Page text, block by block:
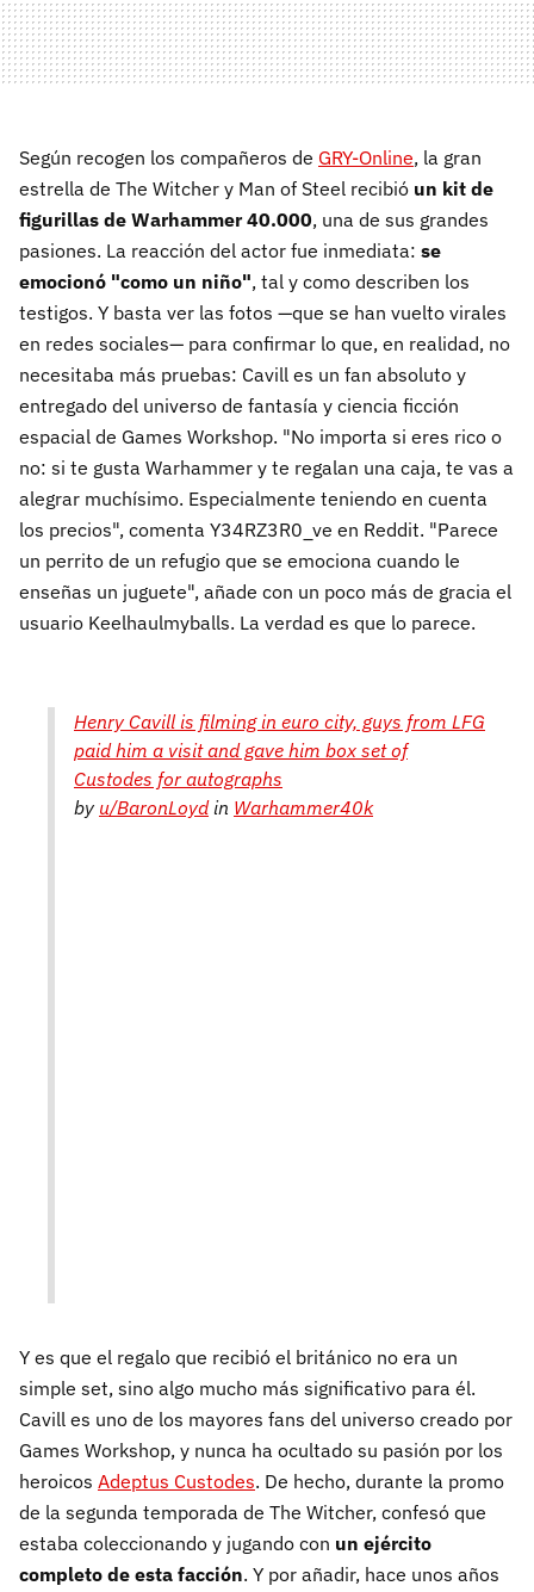
Según recogen los compañeros de GRY-Online, la gran
estrella de The Witcher y Man of Steel recibió un kit de
figurillas de Warhammer 40.000, una de sus grandes
pasiones. La reacción del actor fue inmediata: se
emocionó "como un niño", tal y como describen los
testigos. Y basta ver las fotos —que se han vuelto virales
en redes sociales— para confirmar lo que, en realidad, no
necesitaba más pruebas: Cavill es un fan absoluto y
entregado del universo de fantasía y ciencia ficción
espacial de Games Workshop. "No importa si eres rico o
no: si te gusta Warhammer y te regalan una caja, te vas a
alegrar muchísimo. Especialmente teniendo en cuenta
los precios", comenta Y34RZ3R0_ve en Reddit. "Parece
un perrito de un refugio que se emociona cuando le
enseñas un juguete", añade con un poco más de gracia el
usuario Keelhaulmyballs. La verdad es que lo parece.
Henry Cavill is filming in euro city, guys from LFG
paid him a visit and gave him box set of
Custodes for autographs
by u/BaronLoydin Warhammer40k
Y es que el regalo que recibió el británico no era un
simple set, sino algo mucho más significativo para él.
Cavill es uno de los mayores fans del universo creado por
Games Workshop, y nunca ha ocultado su pasión por los
heroicos Adeptus Custodes. De hecho, durante la promo
de la segunda temporada de The Witcher, confesó que
estaba coleccionando y jugando con un ejército
completo de esta facción. Y por añadir, hace unos años